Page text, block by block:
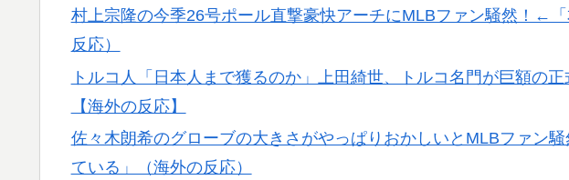
村上宗隆の今季26号ポール直撃豪快アーチにMLBファン騒然！←
反応）
トルコ人「日本人まで獲るのか」上田綺世、トルコ名門が巨額の
【海外の反応】
佐々木朗希のグローブの大きさがやっぱりおかしいとMLBファン
ている」（海外の反応）